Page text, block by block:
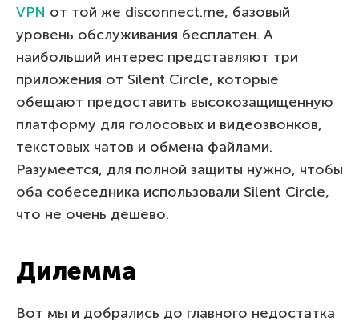
VPN от той же disconnect.me, базовый
уровень обслуживания бесплатен. А
наибольший интерес представляют три
приложения от Silent Circle, которые
обещают предоставить высокозащищенную
платформу для голосовых и видеозвонков,
текстовых чатов и обмена файлами.
Разумеется, для полной защиты нужно, чтобы
оба собеседника использовали Silent Circle,
что не очень дешево.
Дилемма
Вот мы и добрались до главного недостатка